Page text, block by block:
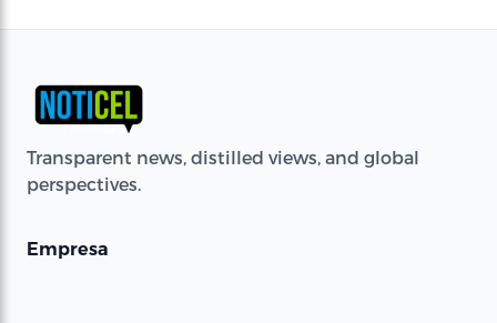
Transparent news, distilled views, and global
perspectives.
Empresa